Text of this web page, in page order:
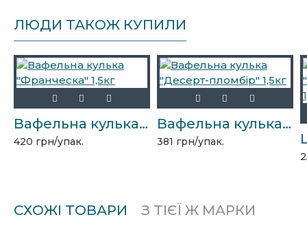
ЛЮДИ ТАКОЖ КУПИЛИ
Вафельна кулька "Франческа" 1,5кг
420 грн/упак.
Вафельна кулька "Десерт-пломбір" 1,5кг
381 грн/упак.
СХОЖІ ТОВАРИ З ТІЄЇ Ж МАРКИ